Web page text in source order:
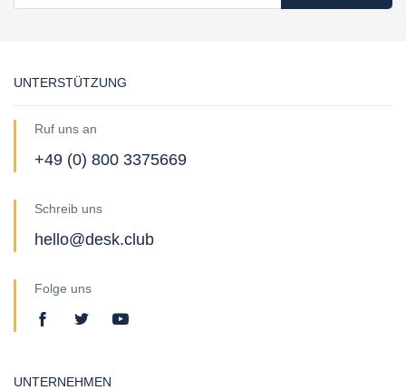
UNTERSTÜTZUNG
Ruf uns an
+49 (0) 800 3375669
Schreib uns
hello@desk.club
Folge uns
UNTERNEHMEN